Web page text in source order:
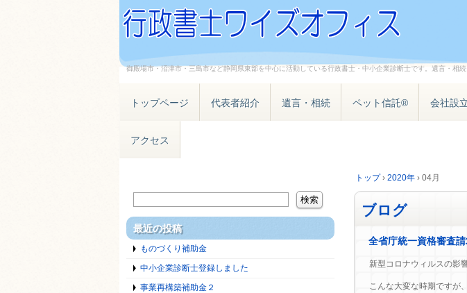
御殿場市・沼津市・三島市など静岡県東部を中心に活動している行政書士・中小企業診断士です。遺言・相
トップページ 代表者紹介 遺言・相続 ペット信託® 会社設
アクセス
トップ› 2020年 › 04月
ブログ
全省庁統一資格審査
新型コロナウィルスの影
こんな大変な時期ですが
最近の投稿
ものづくり補助金
中小企業診断士登録しました
事業再構築補助金２